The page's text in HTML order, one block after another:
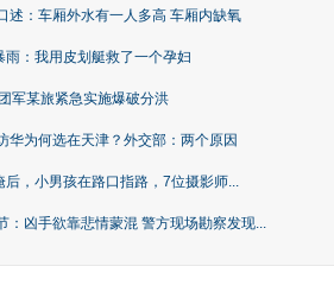
述：车厢外水有一人多高 车厢内缺氧
雨：我用皮划艇救了一个孕妇
军某旅紧急实施爆破分洪
华为何选在天津？外交部：两个原因
后，小男孩在路口指路，7位摄影师...
：凶手欲靠悲情蒙混 警方现场勘察发现...